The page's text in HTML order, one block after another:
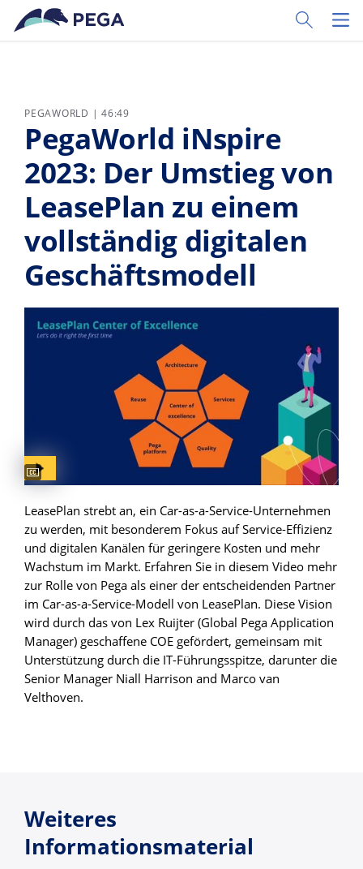
Zum Hauptinhalt wechseln
Toggle
PEGAWORLD | 46:49
PegaWorld iNspire
2023: Der Umstieg von
LeasePlan zu einem
vollständig digitalen
Geschäftsmodell
Captions available
LeasePlan strebt an, ein Car-as-a-Service-Unternehmen
zu werden, mit besonderem Fokus auf Service-Effizienz
und digitalen Kanälen für geringere Kosten und mehr
Wachstum im Markt. Erfahren Sie in diesem Video mehr
zur Rolle von Pega als einer der entscheidenden Partner
im Car-as-a-Service-Modell von LeasePlan. Diese Vision
wird durch das von Lex Ruijter (Global Pega Application
Manager) geschaffene COE gefördert, gemeinsam mit
Unterstützung durch die IT-Führungsspitze, darunter die
Senior Manager Niall Harrison and Marco van
Velthoven.
Weiteres
Informationsmaterial